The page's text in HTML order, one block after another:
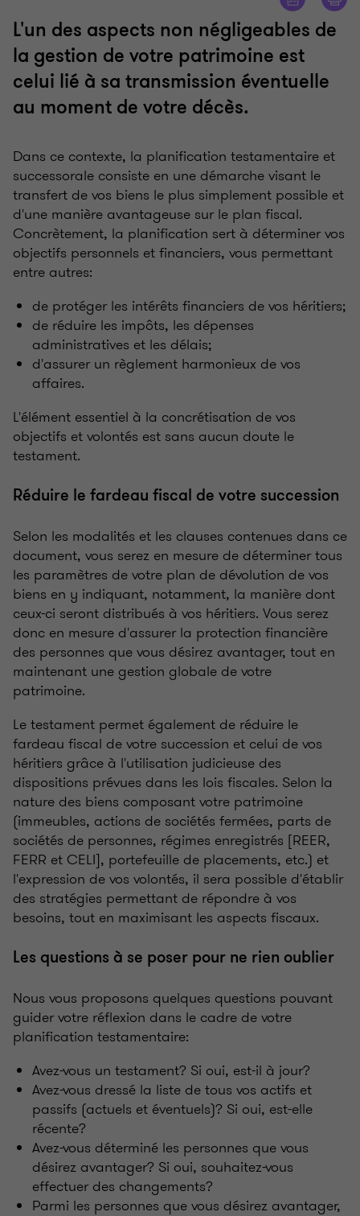
L'un des aspects non négligeables de
la gestion de votre patrimoine est
celui lié à sa transmission éventuelle
au moment de votre décès.
Dans ce contexte, la planification testamentaire et
successorale consiste en une démarche visant le
transfert de vos biens le plus simplement possible et
d'une manière avantageuse sur le plan fiscal.
Concrètement, la planification sert à déterminer vos
objectifs personnels et financiers, vous permettant
entre autres:
de protéger les intérêts financiers de vos héritiers;
de réduire les impôts, les dépenses
administratives et les délais;
d'assurer un règlement harmonieux de vos
affaires.
L'élément essentiel à la concrétisation de vos
objectifs et volontés est sans aucun doute le
testament.
Réduire le fardeau fiscal de votre succession
Selon les modalités et les clauses contenues dans ce
document, vous serez en mesure de déterminer tous
les paramètres de votre plan de dévolution de vos
biens en y indiquant, notamment, la manière dont
ceux-ci seront distribués à vos héritiers. Vous serez
donc en mesure d'assurer la protection financière
des personnes que vous désirez avantager, tout en
maintenant une gestion globale de votre
patrimoine.
Le testament permet également de réduire le
fardeau fiscal de votre succession et celui de vos
héritiers grâce à l'utilisation judicieuse des
dispositions prévues dans les lois fiscales. Selon la
nature des biens composant votre patrimoine
(immeubles, actions de sociétés fermées, parts de
sociétés de personnes, régimes enregistrés [REER,
FERR et CELI], portefeuille de placements, etc.) et
l'expression de vos volontés, il sera possible d'établir
des stratégies permettant de répondre à vos
besoins, tout en maximisant les aspects fiscaux.
Les questions à se poser pour ne rien oublier
Nous vous proposons quelques questions pouvant
guider votre réflexion dans le cadre de votre
planification testamentaire:
Avez-vous un testament? Si oui, est-il à jour?
Avez-vous dressé la liste de tous vos actifs et
passifs (actuels et éventuels)? Si oui, est-elle
récente?
Avez-vous déterminé les personnes que vous
désirez avantager? Si oui, souhaitez-vous
effectuer des changements?
Parmi les personnes que vous désirez avantager,